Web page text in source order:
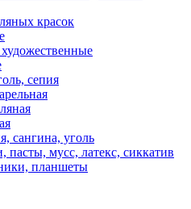
красок
сепия
сангина, уголь
пасты, мусс, латекс, сиккатив
планшеты